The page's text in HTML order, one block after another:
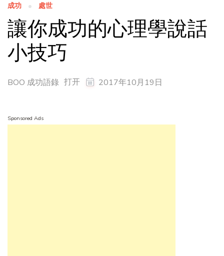
成功 處世
讓你成功的心理學說話
小技巧
BOO 成功語錄 打开 2017年10月19日
Sponsored Ads